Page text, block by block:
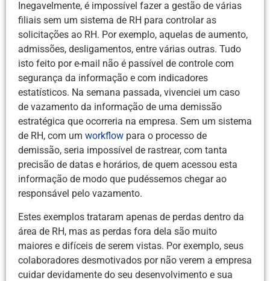
Inegavelmente, é impossível fazer a gestão de várias
filiais sem um sistema de RH para controlar as
solicitações ao RH. Por exemplo, aquelas de aumento,
admissões, desligamentos, entre várias outras. Tudo
isto feito por e-mail não é passível de controle com
segurança da informação e com indicadores
estatísticos. Na semana passada, vivenciei um caso
de vazamento da informação de uma demissão
estratégica que ocorreria na empresa. Sem um sistema
de RH, com um workflow para o processo de
demissão, seria impossível de rastrear, com tanta
precisão de datas e horários, de quem acessou esta
informação de modo que pudéssemos chegar ao
responsável pelo vazamento.
Estes exemplos trataram apenas de perdas dentro da
área de RH, mas as perdas fora dela são muito
maiores e difíceis de serem vistas. Por exemplo, seus
colaboradores desmotivados por não verem a empresa
cuidar devidamente do seu desenvolvimento e sua